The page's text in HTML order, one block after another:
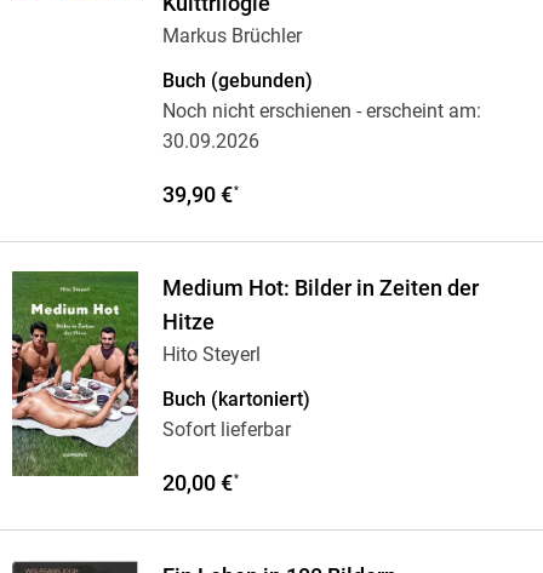
Markus Brüchler
Buch (gebunden)
Noch nicht erschienen - erscheint am:
30.09.2026
39,90 €*
Medium Hot: Bilder in Zeiten der
Hitze
Hito Steyerl
Buch (kartoniert)
Sofort lieferbar
20,00 €*